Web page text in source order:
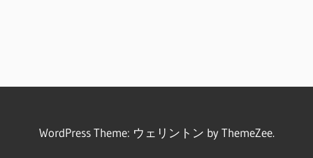
WordPress Theme: ウェリントン by ThemeZee.